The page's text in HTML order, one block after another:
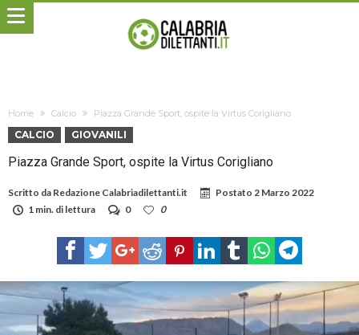
Home Calcio Piazza Grande Sport, ospite la Virtus Corigliano
CALCIO GIOVANILI
Piazza Grande Sport, ospite la Virtus Corigliano
Scritto da Redazione Calabriadilettanti.it Postato 2 Marzo 2022
1 min. di lettura
0 0